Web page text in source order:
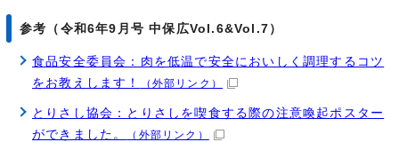
参考（令和6年9月号 中保広Vol.6&Vol.7）
食品安全委員会：肉を低温で安全においしく調理するコツ
をお教えします！
（外部リンク）
とりさし協会：とりさしを喫食する際の注意喚起ポスター
ができました。
（外部リンク）